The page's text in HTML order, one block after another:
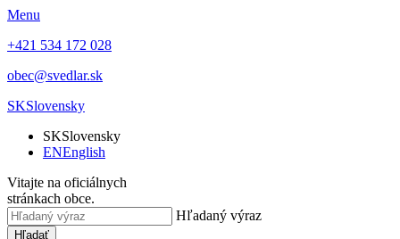
Menu
+421 534 172 028
obec@svedlar.sk
SKSlovensky
SKSlovensky
ENEnglish
Vitajte na oficiálnych
stránkach obce.
Hľadaný výraz
Hľadať